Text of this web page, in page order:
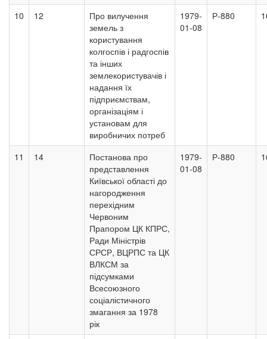
10 12
Про вилучення
земель з
користування
колгоспів і радгоспів
та інших
землекористувачів і
надання їх
підприємствам,
організаціям і
установам для
виробничих потреб
1979-
01-08
Р-880
11 14
Постанова про
представлення
Київської області до
нагородження
перехідним
Червоним
Прапором ЦК КПРС,
Ради Міністрів
СРСР, ВЦРПС та ЦК
ВЛКСМ за
підсумками
Всесоюзного
соціалістичного
змагання за 1978
рік
1979-
01-08
Р-880